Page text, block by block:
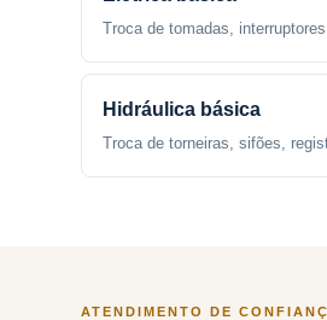
Troca de tomadas,
Hidráulica básica
Troca de torneiras, sifões,
ATENDIMENTO DE